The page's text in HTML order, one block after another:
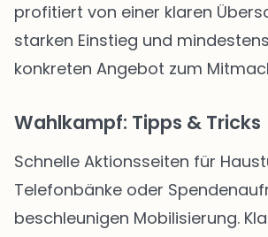
profitiert von einer klaren
starken Einstieg und
konkreten Angebot zum
Wahlkampf: Tipps & Tricks
Schnelle Aktionsseiten für
Telefonbänke oder
beschleunigen Mobilisierung.